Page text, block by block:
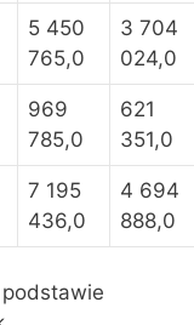
5 450
765,0
3 704
024,0
969
785,0
621
351,0
7 195
436,0
4 694
888,0
podstawie